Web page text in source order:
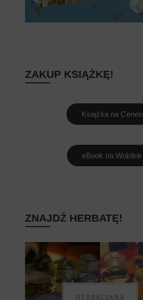
ZAKUP KSIĄŻKĘ!
Książka na Ceneo
eBook na Woblink
ZNAJDŹ HERBATĘ!